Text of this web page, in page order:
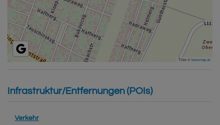
Tiles ©basemap.at
Infrastruktur/Entfernungen (POIs)
Verkehr